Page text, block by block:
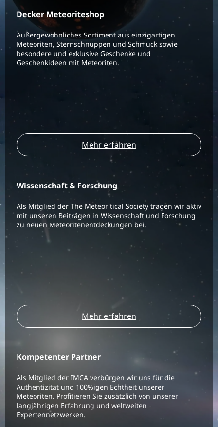
Decker Meteoriteshop
Außergewöhnliches Sortiment aus einzigartigen
Meteoriten, Sternschnuppen und Schmuck sowie
besondere und exklusive Geschenke und
Geschenkideen mit Meteoriten.
Mehr erfahren
Wissenschaft & Forschung
Als Mitglied der The Meteoritical Society tragen wir aktiv
mit unseren Beiträgen in Wissenschaft und Forschung
zu neuen Meteoritenentdeckungen bei.
Mehr erfahren
Kompetenter Partner
Als Mitglied der IMCA verbürgen wir uns für die
Authentizität und 100%igen Echtheit unserer
Meteoriten. Profitieren Sie zusätzlich von unserer
langjährigen Erfahrung und weltweiten
Expertennetzwerken.